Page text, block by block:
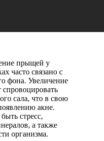
прыщей у
часто связано с
фона. Увеличение
спровоцировать
сала, что в свою
акне.
стресс,
а также
организма.